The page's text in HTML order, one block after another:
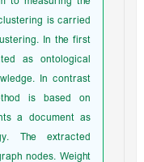
is carried
In the first
as ontological
In contrast
is based on
a document as
The extracted
nodes. Weight